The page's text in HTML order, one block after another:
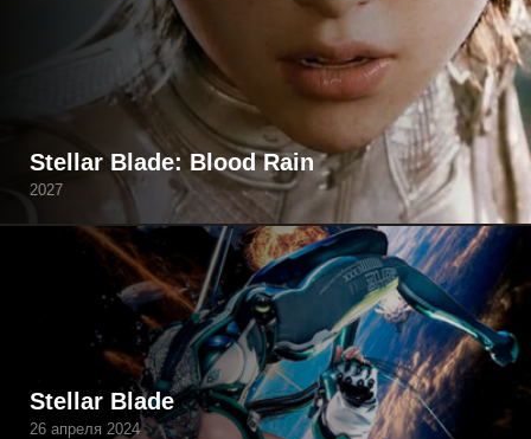
Stellar Blade: Blood Rain
2027
Stellar Blade
26 апреля 2024